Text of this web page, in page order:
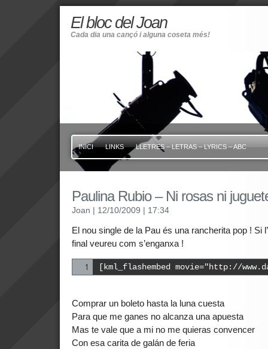
El bloc del Joan
Cada dia una cançó i alguna coseta més!
INICI LINKS LLETRES – LETRAS – LYRICS – ABC
Paulina Rubio – Ni rosas ni
Joan | 12/10/2009 | 17:34
El nou single de la Pau és una rancherita pop ! Si
final veureu com s’enganxa !
[kml_flashembed movie="http://
Comprar un boleto hasta la luna cuesta
Para que me ganes no alcanza una apuesta
Mas te vale que a mi no me quieras convencer
Con esa carita de galán de feria